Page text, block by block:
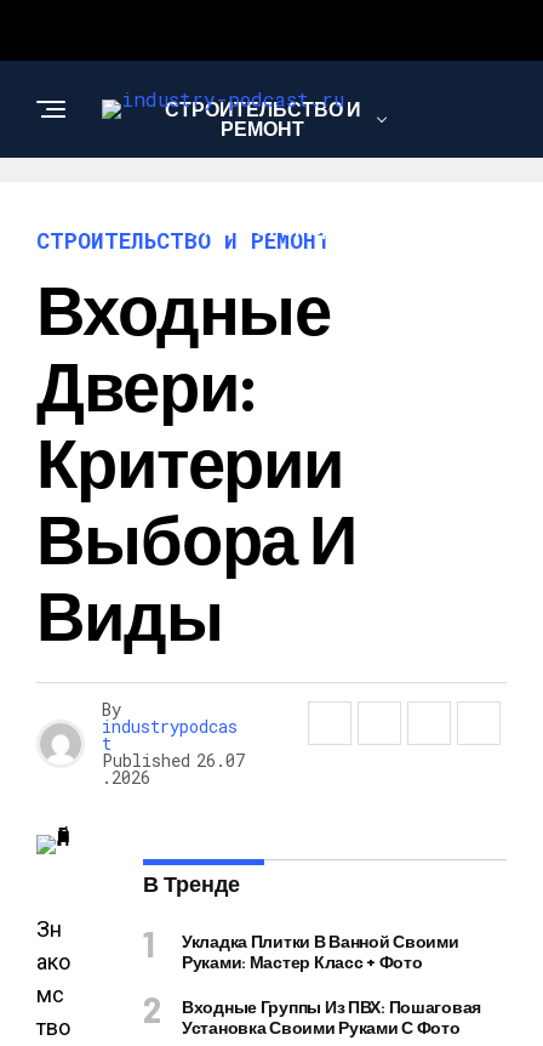
СТРОИТЕЛЬСТВО И
РЕМОНТ
САД И ОГОРОД
СТРОИТЕЛЬСТВО И РЕМОНТ
Входные
Двери:
Критерии
Выбора И
Виды
By
industrypodcas
t
Published 26.07
.2026
Зн
ако
мс
тво
В Тренде
Укладка Плитки В Ванной Своими
Руками: Мастер Класс + Фото
Входные Группы Из ПВХ: Пошаговая
Установка Своими Руками С Фото